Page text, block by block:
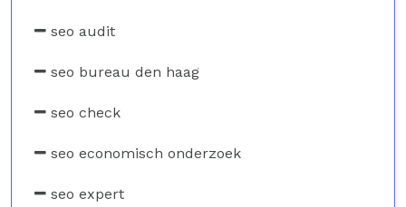
seo audit
seo bureau den haag
seo check
seo economisch onderzoek
seo expert